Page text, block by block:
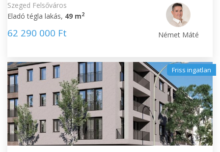
Szeged Felsőváros
Eladó tégla lakás, 49 m2
62 290 000 Ft Német Máté
Friss ingatlan